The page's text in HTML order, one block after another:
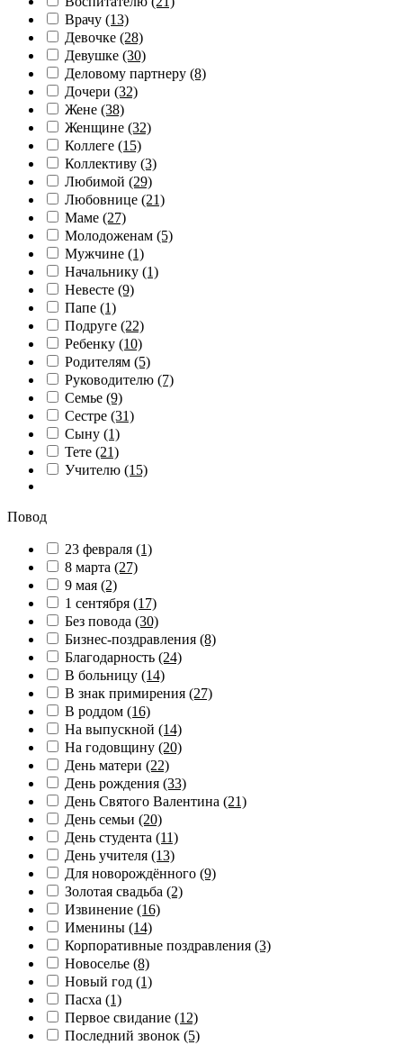
Врачу (13)
Девочке (28)
Девушке (30)
Деловому партнеру (8)
Дочери (32)
Жене (38)
Женщине (32)
Коллеге (15)
Коллективу (3)
Любимой (29)
Любовнице (21)
Маме (27)
Молодоженам (5)
Мужчине (1)
Начальнику (1)
Невесте (9)
Папе (1)
Подруге (22)
Ребенку (10)
Родителям (5)
Руководителю (7)
Семье (9)
Сестре (31)
Сыну (1)
Тете (21)
Учителю (15)
Повод
23 февраля (1)
8 марта (27)
9 мая (2)
1 сентября (17)
Без повода (30)
Бизнес-поздравления (8)
Благодарность (24)
В больницу (14)
В знак примирения (27)
В роддом (16)
На выпускной (14)
На годовщину (20)
День матери (22)
День рождения (33)
День Святого Валентина (21)
День семьи (20)
День студента (11)
День учителя (13)
Для новорождённого (9)
Золотая свадьба (2)
Извинение (16)
Именины (14)
Корпоративные поздравления (3)
Новоселье (8)
Новый год (1)
Пасха (1)
Первое свидание (12)
Последний звонок (5)